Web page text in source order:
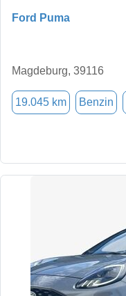
Ford Puma
Magdeburg, 39116
19.045 km Benzin